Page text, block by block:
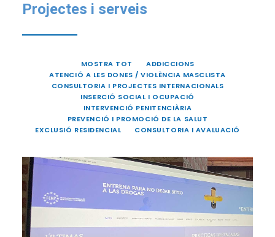
Projectes i serveis
MOSTRA TOT
ADDICCIONS
ATENCIÓ A LES DONES / VIOLÈNCIA MASCLISTA
CONSULTORIA I PROJECTES INTERNACIONALS
INSERCIÓ SOCIAL I OCUPACIÓ
INTERVENCIÓ PENITENCIÀRIA
PREVENCIÓ I PROMOCIÓ DE LA SALUT
EXCLUSIÓ RESIDENCIAL
CONSULTORIA I AVALUACIÓ